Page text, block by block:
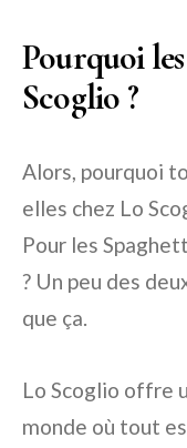
Pourquoi
Scoglio ?
Alors, pourquoi
elles chez Lo
Pour les
? Un peu des
que ça.
Lo Scoglio offre
monde où tout